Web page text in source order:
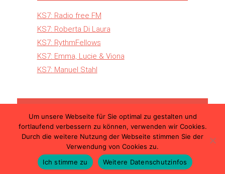
KS7: Radio free FM
KS7: Roberta Di Laura
KS7: RythmFellows
KS7: Emma, Lucie & Viona
KS7: Manuel Stahl
© 2026 Kunst Schimmer – Die internationale
Kunstmesse in Ulm | Teilnahmebedingungen
| Datenschutzerklärung| Impressum
Um unsere Webseite für Sie optimal zu gestalten und
fortlaufend verbessern zu können, verwenden wir Cookies.
Durch die weitere Nutzung der Webseite stimmen Sie der
Verwendung von Cookies zu.
Ich stimme zu
Weitere Datenschutzinfos